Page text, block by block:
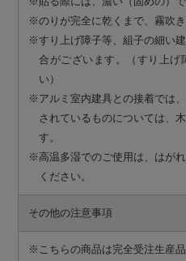
※のりが完全に乾くまで、霧吹き
※すり上げ障子等、組子の細い
合がございます。（すり上げ
い）
※アルミ室内建具との接着では
されているものについては、
す。
※高温多湿でのご使用は、はが
ください。
その他の注意事項
※こちらの商品は完全受注生産